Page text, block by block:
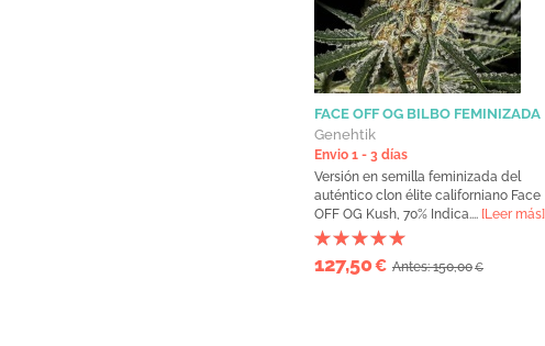
FACE OFF OG BILBO FEMINIZADA
Genehtik
Envio 1 - 3 días
Versión en semilla feminizada del
auténtico clon élite californiano Face
OFF OG Kush, 70% Indica.... [Leer más]
127,50€ Antes: 150,00€